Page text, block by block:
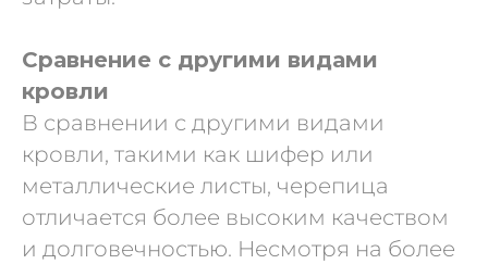
Сравнение с другими видами
кровли
В сравнении с другими видами
кровли, такими как шифер или
металлические листы, черепица
отличается более высоким качеством
и долговечностью. Несмотря на более